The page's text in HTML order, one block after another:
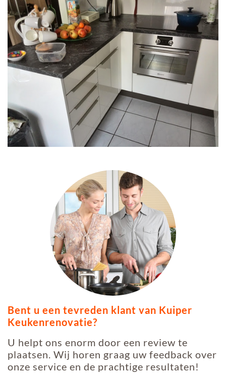
Bent u een tevreden klant van Kuiper
Keukenrenovatie?
U helpt ons enorm door een review te
plaatsen. Wij horen graag uw feedback over
onze service en de prachtige resultaten!